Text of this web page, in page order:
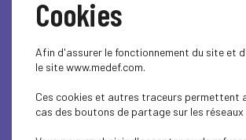
SOCIAL
SOCIAL
Cookies
Afin d'assurer le fonctionnement du site et
le site www.medef.com.
Ces cookies et autres traceurs permettent
cas des boutons de partage sur les